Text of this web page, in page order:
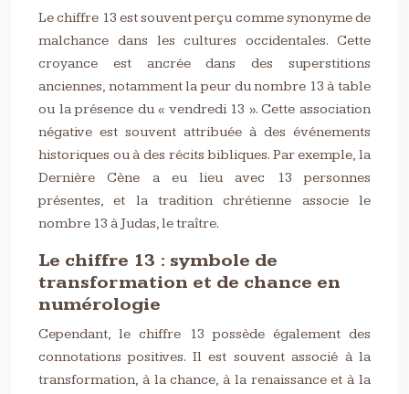
Le chiffre 13 est souvent perçu comme synonyme de
malchance dans les cultures occidentales. Cette
croyance est ancrée dans des superstitions
anciennes, notamment la peur du nombre 13 à table
ou la présence du « vendredi 13 ». Cette association
négative est souvent attribuée à des événements
historiques ou à des récits bibliques. Par exemple, la
Dernière Cène a eu lieu avec 13 personnes
présentes, et la tradition chrétienne associe le
nombre 13 à Judas, le traître.
Le chiffre 13 : symbole de
transformation et de chance en
numérologie
Cependant, le chiffre 13 possède également des
connotations positives. Il est souvent associé à la
transformation, à la chance, à la renaissance et à la